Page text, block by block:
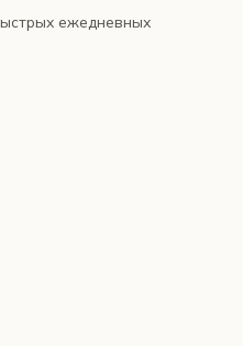
ежедневных